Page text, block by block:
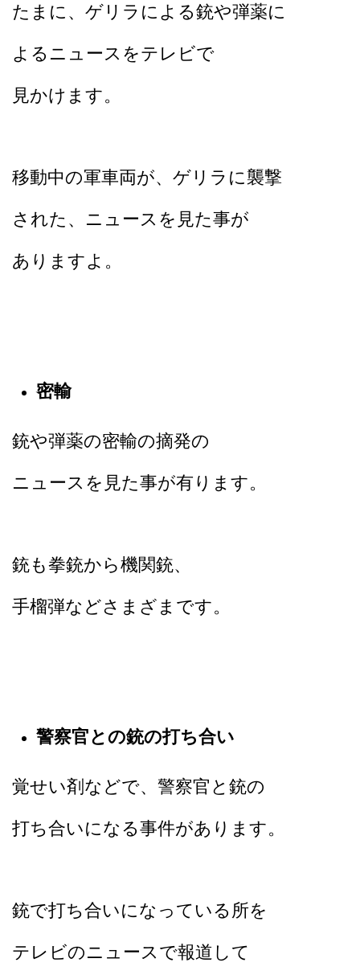
たまに、ゲリラによる銃や弾薬に
よるニュースをテレビで
見かけます。
移動中の軍車両が、ゲリラに襲撃
された、ニュースを見た事が
ありますよ。
密輸
銃や弾薬の密輸の摘発の
ニュースを見た事が有ります。
銃も拳銃から機関銃、
手榴弾などさまざまです。
警察官との銃の打ち合い
覚せい剤などで、警察官と 銃の
打ち合いになる事件があります。
銃で打ち合いになっている所を
テレビのニュースで報道して